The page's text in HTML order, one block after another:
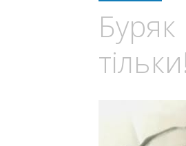
Буряк
тільки!